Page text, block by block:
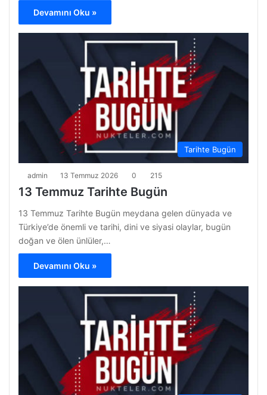
Devamını Oku »
Tarihte Bugün
admin 13 Temmuz 2026 0 215
13 Temmuz Tarihte Bugün
13 Temmuz Tarihte Bugün meydana gelen dünyada ve
Türkiye’de önemli ve tarihi, dini ve siyasi olaylar, bugün
doğan ve ölen ünlüler,…
Devamını Oku »